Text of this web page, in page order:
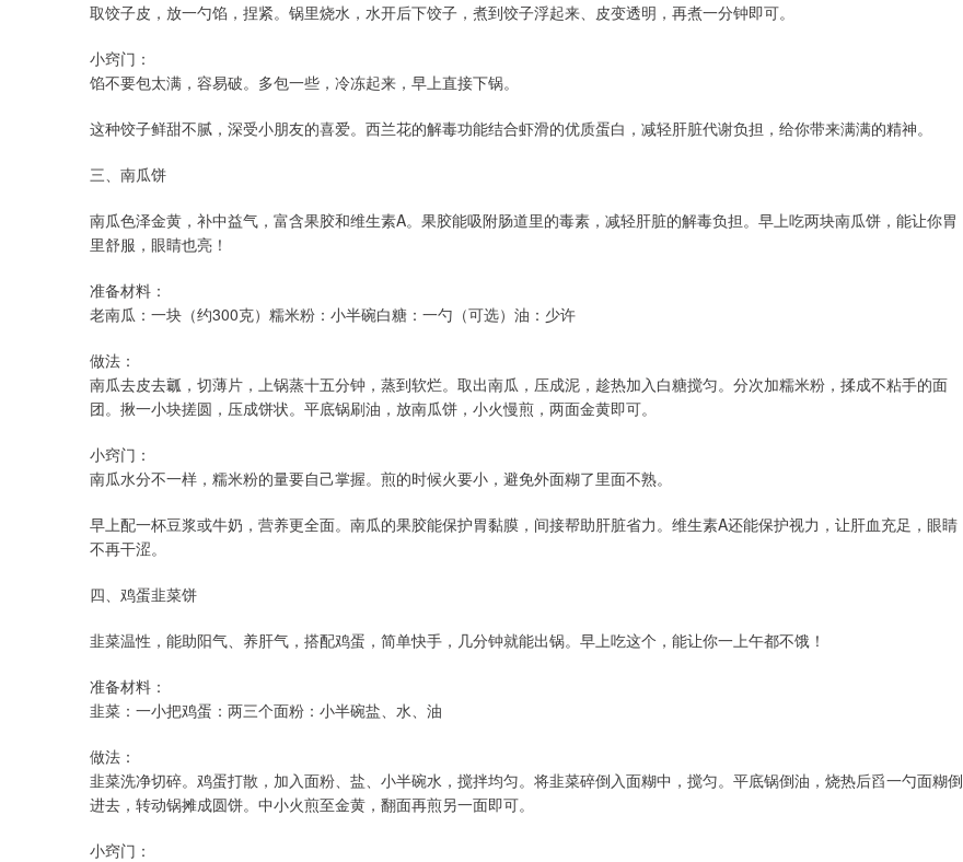
取饺子皮，放一勺馅，捏紧。锅里烧水，水开后下饺子，煮到饺子浮起来、皮变透明，再煮一分钟即可。
小窍门：
馅不要包太满，容易破。多包一些，冷冻起来，早上直接下锅。
这种饺子鲜甜不腻，深受小朋友的喜爱。西兰花的解毒功能结合虾滑的优质蛋白，减轻肝脏代谢负担，给你带来满满的精神。
三、南瓜饼
南瓜色泽金黄，补中益气，富含果胶和维生素A。果胶能吸附肠道里的毒素，减轻肝脏的解毒负担。早上吃两块南瓜饼，能让你胃
里舒服，眼睛也亮！
准备材料：
老南瓜：一块（约300克）糯米粉：小半碗白糖：一勺（可选）油：少许
做法：
南瓜去皮去瓤，切薄片，上锅蒸十五分钟，蒸到软烂。取出南瓜，压成泥，趁热加入白糖搅匀。分次加糯米粉，揉成不粘手的面
团。揪一小块搓圆，压成饼状。平底锅刷油，放南瓜饼，小火慢煎，两面金黄即可。
小窍门：
南瓜水分不一样，糯米粉的量要自己掌握。煎的时候火要小，避免外面糊了里面不熟。
早上配一杯豆浆或牛奶，营养更全面。南瓜的果胶能保护胃黏膜，间接帮助肝脏省力。维生素A还能保护视力，让肝血充足，眼睛
不再干涩。
四、鸡蛋韭菜饼
韭菜温性，能助阳气、养肝气，搭配鸡蛋，简单快手，几分钟就能出锅。早上吃这个，能让你一上午都不饿！
准备材料：
韭菜：一小把鸡蛋：两三个面粉：小半碗盐、水、油
做法：
韭菜洗净切碎。鸡蛋打散，加入面粉、盐、小半碗水，搅拌均匀。将韭菜碎倒入面糊中，搅匀。平底锅倒油，烧热后舀一勺面糊倒
进去，转动锅摊成圆饼。中小火煎至金黄，翻面再煎另一面即可。
小窍门：